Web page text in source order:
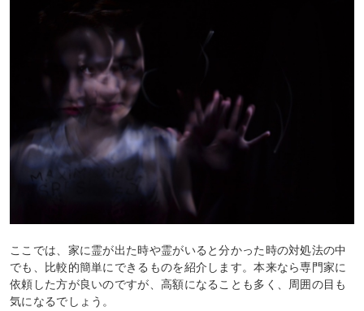
ここでは、家に霊が出た時や霊がいると分かった時の対処法の中
でも、比較的簡単にできるものを紹介します。本来なら専門家に
依頼した方が良いのですが、高額になることも多く、周囲の目も
気になるでしょう。